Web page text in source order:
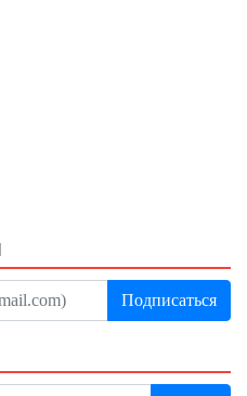
Подписаться